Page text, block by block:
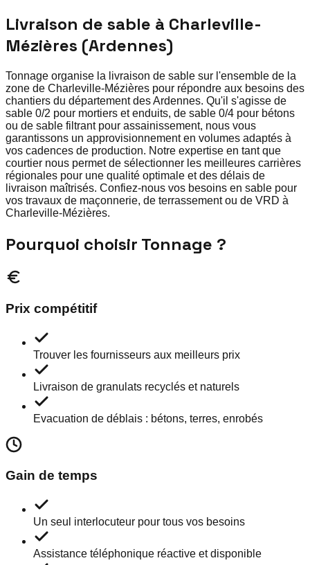
Livraison de sable à Charleville-
Mézières (Ardennes)
Tonnage organise la livraison de sable sur l'ensemble de la
zone de Charleville-Mézières pour répondre aux besoins des
chantiers du département des Ardennes. Qu'il s'agisse de
sable 0/2 pour mortiers et enduits, de sable 0/4 pour bétons
ou de sable filtrant pour assainissement, nous vous
garantissons un approvisionnement en volumes adaptés à
vos cadences de production. Notre expertise en tant que
courtier nous permet de sélectionner les meilleures carrières
régionales pour une qualité optimale et des délais de
livraison maîtrisés. Confiez-nous vos besoins en sable pour
vos travaux de maçonnerie, de terrassement ou de VRD à
Charleville-Mézières.
Pourquoi choisir Tonnage ?
Prix compétitif
Trouver les fournisseurs aux meilleurs prix
Livraison de granulats recyclés et naturels
Evacuation de déblais : bétons, terres, enrobés
Gain de temps
Un seul interlocuteur pour tous vos besoins
Assistance téléphonique réactive et disponible